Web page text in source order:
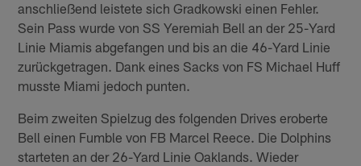
anschließend leistete sich Gradkowski einen Fehler.
Sein Pass wurde von SS Yeremiah Bell an der 25-Yard
Linie Miamis abgefangen und bis an die 46-Yard Linie
zurückgetragen. Dank eines Sacks von FS Michael Huff
musste Miami jedoch punten.
Beim zweiten Spielzug des folgenden Drives eroberte
Bell einen Fumble von FB Marcel Reece. Die Dolphins
starteten an der 26-Yard Linie Oaklands. Wieder